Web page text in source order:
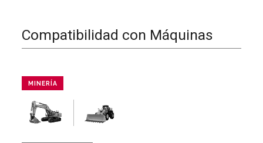
Compatibilidad con Máquinas
MINERÍA